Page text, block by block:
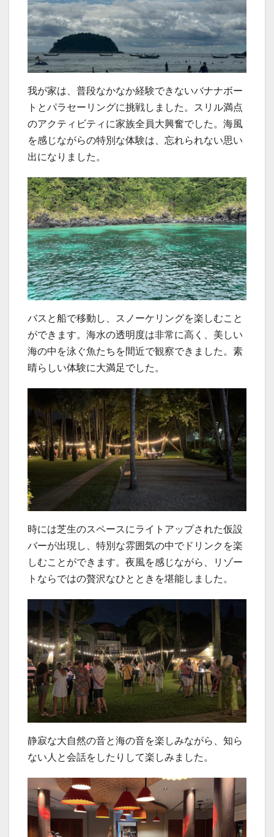
我が家は、普段なかなか経験できないバナナボー
トとパラセーリングに挑戦しました。スリル満点
のアクティビティに家族全員大興奮でした。海風
を感じながらの特別な体験は、忘れられない思い
出になりました。
バスと船で移動し、スノーケリングを楽しむこと
ができます。海水の透明度は非常に高く、美しい
海の中を泳ぐ魚たちを間近で観察できました。素
晴らしい体験に大満足でした。
時には芝生のスペースにライトアップされた仮設
バーが出現し、特別な雰囲気の中でドリンクを楽
しむことができます。夜風を感じながら、リゾー
トならではの贅沢なひとときを堪能しました。
静寂な大自然の音と海の音を楽しみながら、知ら
ない人と会話をしたりして楽しみました。